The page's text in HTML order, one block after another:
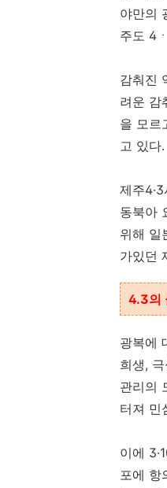
야만의
주도 4
감춰진
려운 감
을 모르
고 있다.
제주
동북아
위해 일
가있던
4.3의
광복에
희생,
관리의
터져 민
이에
포에 항